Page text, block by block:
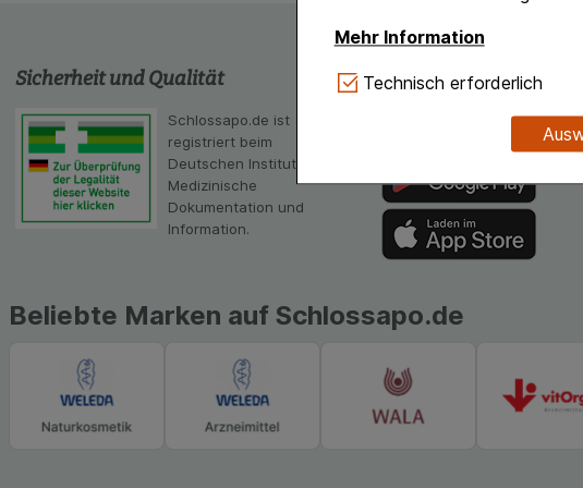
Mehr Information
Technisch Notwendig:
verzichtet werden kann.
gestalten, beispielsweise für
Verhaltensweisen (z.B.
auf Ihre Bedürfnisse
Inhalt auf unserer Website
Medien übertragen werden.
Technisch erforderlich
Sicherheit und Qualität
Schlossapo.de ist
registriert beim
Deutschen Institut für
Medizinische
Dokumentation und
Information.
schlossapo.de-App
Die App von schlossapo.de
Beliebte Marken auf Schlossapo.de